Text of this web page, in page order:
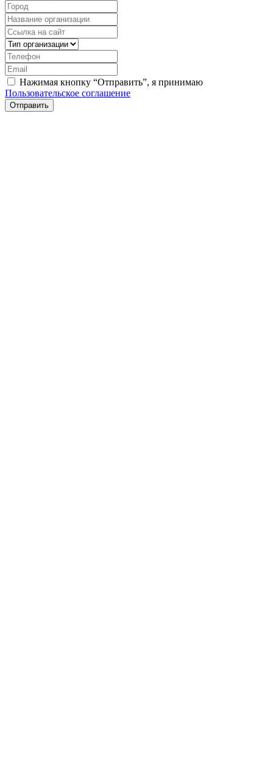
Нажимая кнопку “Отправить”, я принимаю
Пользовательское соглашение